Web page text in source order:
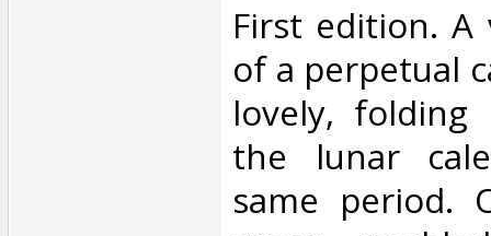
‎First edition. A
of a perpetual
lovely, folding
the lunar
same period.